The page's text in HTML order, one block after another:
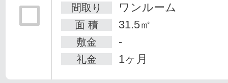
間取り
ワンルーム
面 積 31.5㎡
敷金 -
礼金 1ヶ月